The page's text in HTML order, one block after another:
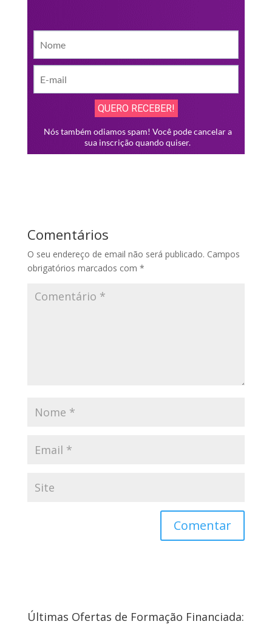
Comentários
O seu endereço de email não será publicado. Campos
obrigatórios marcados com *
Últimas Ofertas de Formação Financiada: